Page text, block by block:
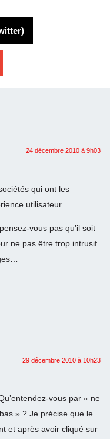
24 décembre 2010 à 9h03
qui ont les
utilisateur.
vous pas qu’il soit
ne pas être trop intrusif
29 décembre 2010 à 10h23
vous par « ne
» ? Je précise que le
et après avoir cliqué sur